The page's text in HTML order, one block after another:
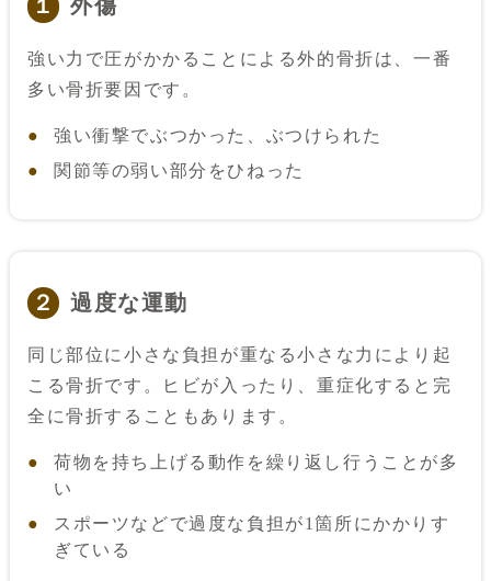
１ 外傷
強い力で圧がかかることによる外的骨折は、一番
多い骨折要因です。
強い衝撃でぶつかった、ぶつけられた
関節等の弱い部分をひねった
２ 過度な運動
同じ部位に小さな負担が重なる小さな力により起
こる骨折です。ヒビが入ったり、重症化すると完
全に骨折することもあります。
荷物を持ち上げる動作を繰り返し行うことが多
い
スポーツなどで過度な負担が1箇所にかかりす
ぎている